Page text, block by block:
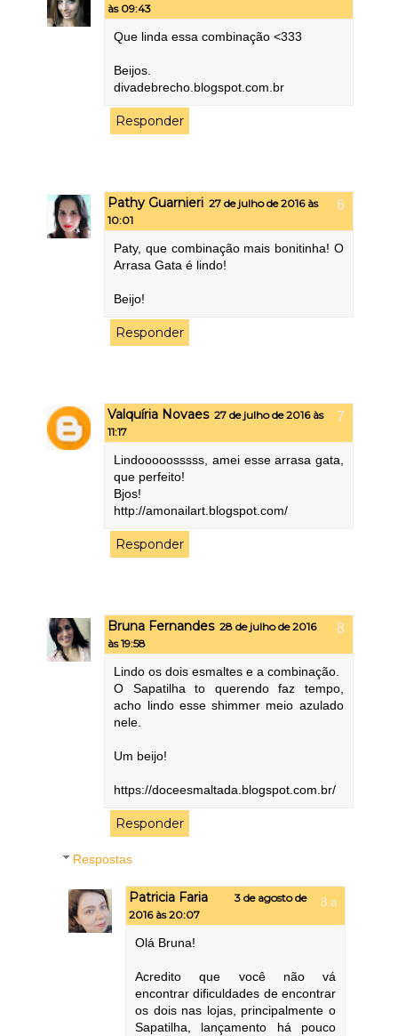
às 09:43
Que linda essa combinação <333
Beijos.
divadebrecho.blogspot.com.br
Responder
Pathy Guarnieri 27 de julho de 2016 às
10:01
Paty, que combinação mais bonitinha! O
Arrasa Gata é lindo!
Beijo!
Responder
Valquíria Novaes 27 de julho de 2016 às
11:17
Lindooooosssss, amei esse arrasa gata,
que perfeito!
Bjos!
http://amonailart.blogspot.com/
Responder
Bruna Fernandes 28 de julho de 2016
às 19:58
Lindo os dois esmaltes e a combinação.
O Sapatilha to querendo faz tempo,
acho lindo esse shimmer meio azulado
nele.
Um beijo!
https://doceesmaltada.blogspot.com.br/
Responder
Respostas
Patricia Faria
3 de agosto de
2016 às 20:07
Olá Bruna!
Acredito que você não vá
encontrar dificuldades de encontrar
os dois nas lojas, principalmente o
Sapatilha, lançamento há pouco